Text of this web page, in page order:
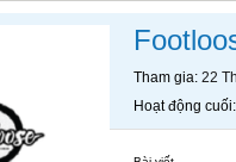
Tham gia 22
Hoạt động cuối